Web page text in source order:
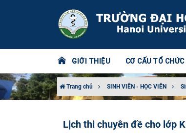
GIỚI THIỆU CƠ CẤU TỔ CHỨC
Trang chủ SINH VIÊN - HỌC VIÊN
Lịch thi chuyên đề cho lớp